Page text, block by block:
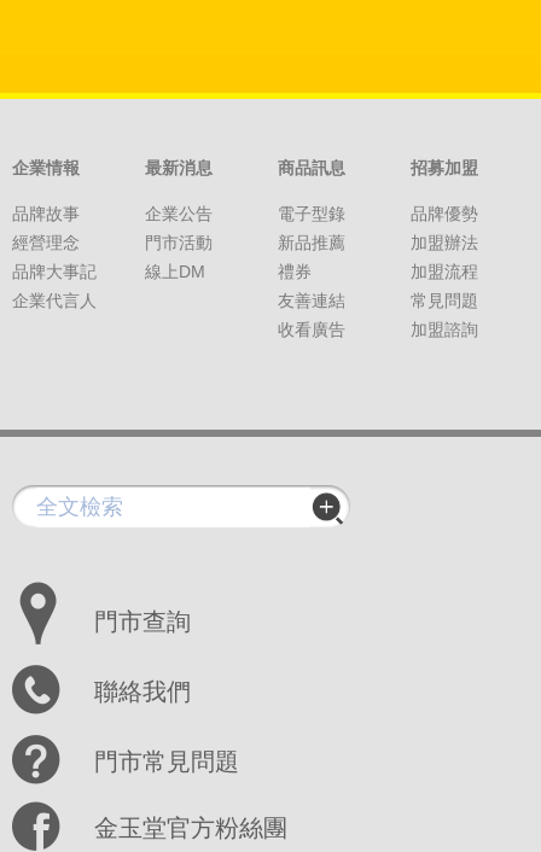
企業情報
品牌故事
經營理念
品牌大事記
企業代言人
最新消息
企業公告
門市活動
線上DM
商品訊息
電子型錄
新品推薦
禮券
友善連結
收看廣告
招募加盟
品牌優勢
加盟辦法
加盟流程
常見問題
加盟諮詢
門市查詢
聯絡我們
門市常見問題
金玉堂官方粉絲團